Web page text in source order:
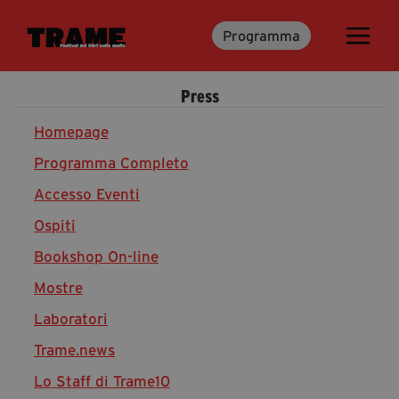
Programma
Trame.15
Libri
Media & Press
News & Kit
Accrediti Stampa
Cartella Stampa
Rassegna Stampa
Partecipa
Press
Homepage
Programma Completo
Accesso Eventi
Ospiti
Bookshop On-line
Mostre
Laboratori
Trame.news
Lo Staff di Trame10